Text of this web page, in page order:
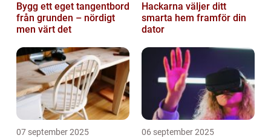
Bygg ett eget tangentbord
från grunden – nördigt
men värt det
Hackarna väljer ditt
smarta hem framför din
dator
07 september 2025 06 september 2025